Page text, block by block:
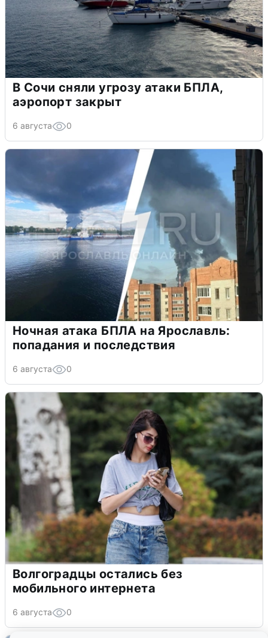
В Сочи сняли угрозу атаки БПЛА,
аэропорт закрыт
6 августа 0
Ночная атака БПЛА на Ярославль:
попадания и последствия
6 августа 0
Волгоградцы остались без
мобильного интернета
6 августа 0